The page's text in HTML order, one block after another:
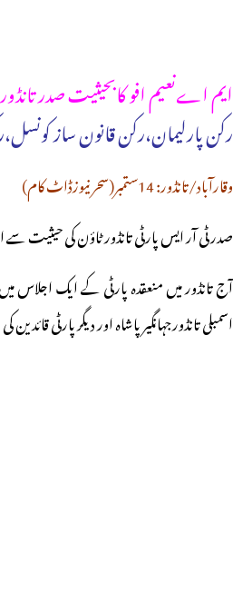
ایم اےنعیم افو کابحیثیت صدر
رکن پارلیمان،رکن قانون ساز
وقارآباد/تانڈور: 14ستمبر(سحر نیوزڈاٹ کام)
صدر ٹی آر ایس پارٹی تانڈور ٹاؤن کی حیثیت
آج تانڈور میں منعقدہ پارٹی کے ایک اجلاس
اسمبلی تانڈورجہانگیر پاشاہ اور دیگر پارٹی